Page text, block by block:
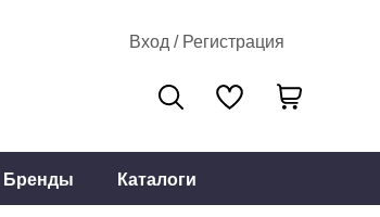
Вход / Регистрация
Бренды Каталоги